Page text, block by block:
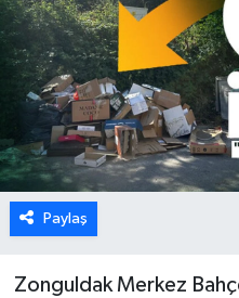
Paylaş
Zonguldak Merkez
Ulusal